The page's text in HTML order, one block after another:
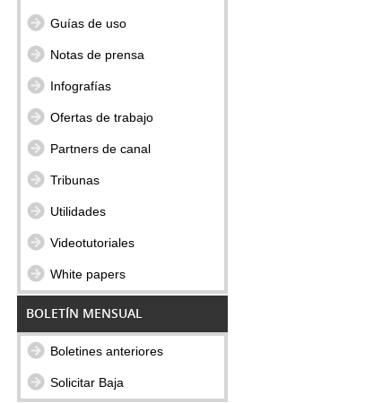
Guías de uso
Notas de prensa
Infografías
Ofertas de trabajo
Partners de canal
Tribunas
Utilidades
Videotutoriales
White papers
BOLETÍN MENSUAL
Boletines anteriores
Solicitar Baja